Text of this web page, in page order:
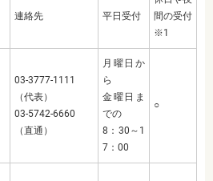
連絡先 平日受付
間の受付
※1
03-3777-1111
（代表）
03-5742-6660
（直通）
月曜日か
ら
金曜日ま
での
8： 30 ～ 1
7 ： 00
○